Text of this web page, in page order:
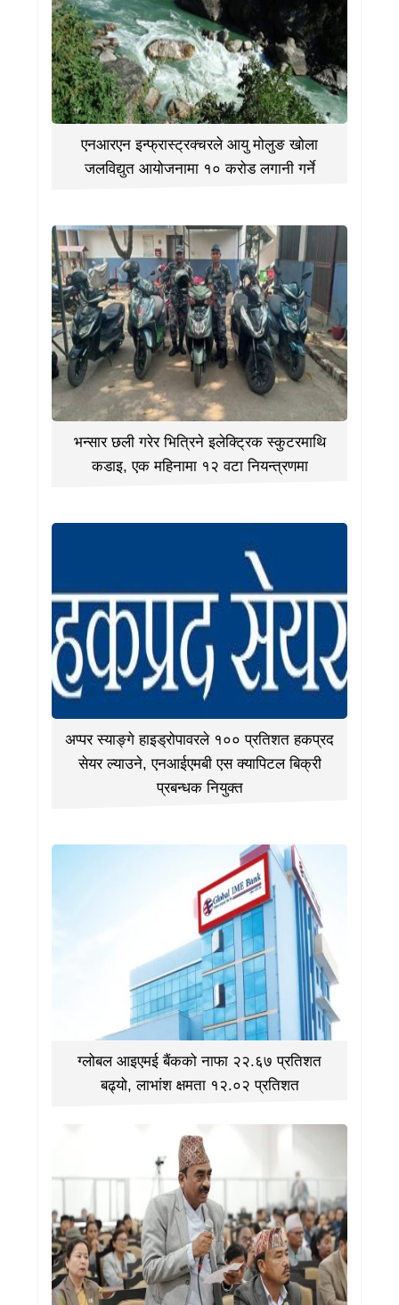
एनआरएन इन्फ्रास्ट्रक्चरले आयु मोलुङ खोला
जलविद्युत आयोजनामा १० करोड लगानी गर्ने
भन्सार छली गरेर भित्रिने इलेक्ट्रिक स्कुटरमाथि
कडाइ, एक महिनामा १२ वटा नियन्त्रणमा
अप्पर स्याङ्गे हाइड्रोपावरले १०० प्रतिशत हकप्रद
सेयर ल्याउने, एनआईएमबी एस क्यापिटल बिक्री
प्रबन्धक नियुक्त
ग्लोबल आइएमई बैंकको नाफा २२.६७ प्रतिशत
बढ्यो, लाभांश क्षमता १२.०२ प्रतिशत